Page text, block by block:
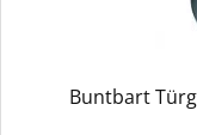
Buntbart